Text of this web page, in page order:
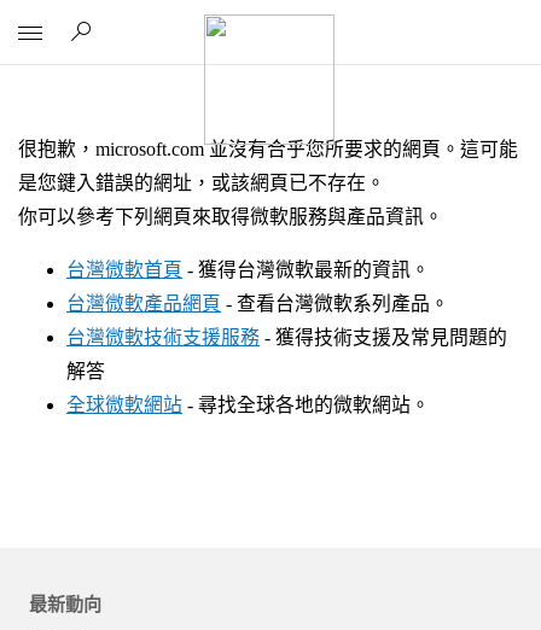
Microsoft
很抱歉，microsoft.com 並沒有合乎您所要求的網頁。這可能
是您鍵入錯誤的網址，或該網頁已不存在。
你可以參考下列網頁來取得微軟服務與產品資訊。
台灣微軟首頁 - 獲得台灣微軟最新的資訊。
台灣微軟產品網頁 - 查看台灣微軟系列產品。
台灣微軟技術支援服務 - 獲得技術支援及常見問題的
解答
全球微軟網站 - 尋找全球各地的微軟網站。
最新動向